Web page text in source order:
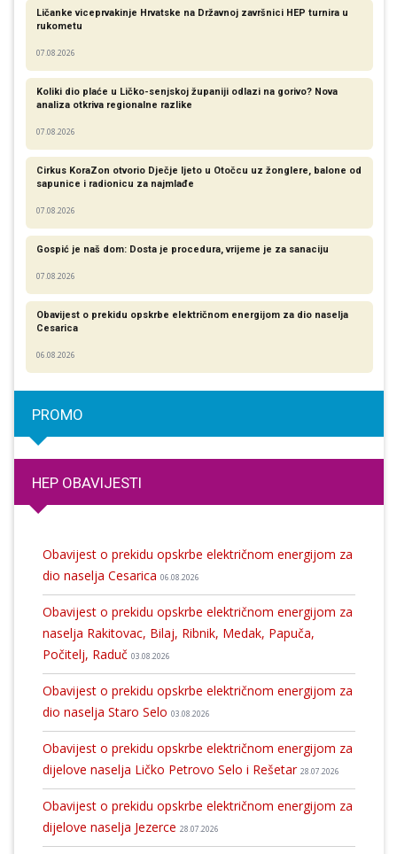
Ličanke viceprvakinje Hrvatske na Državnoj završnici HEP turnira u
rukometu
07.08.2026
Koliki dio plaće u Ličko-senjskoj županiji odlazi na gorivo? Nova
analiza otkriva regionalne razlike​
07.08.2026
Cirkus KoraZon otvorio Dječje ljeto u Otočcu uz žonglere, balone od
sapunice i radionicu za najmlađe
07.08.2026
Gospić je naš dom: Dosta je procedura, vrijeme je za sanaciju
07.08.2026
Obavijest o prekidu opskrbe električnom energijom za dio naselja
Cesarica
06.08.2026
PROMO
HEP OBAVIJESTI
Obavijest o prekidu opskrbe električnom energijom za
dio naselja Cesarica 06.08.2026
Obavijest o prekidu opskrbe električnom energijom za
naselja Rakitovac, Bilaj, Ribnik, Medak, Papuča,
Počitelj, Raduč 03.08.2026
Obavijest o prekidu opskrbe električnom energijom za
dio naselja Staro Selo 03.08.2026
Obavijest o prekidu opskrbe električnom energijom za
dijelove naselja Ličko Petrovo Selo i Rešetar 28.07.2026
Obavijest o prekidu opskrbe električnom energijom za
dijelove naselja Jezerce 28.07.2026